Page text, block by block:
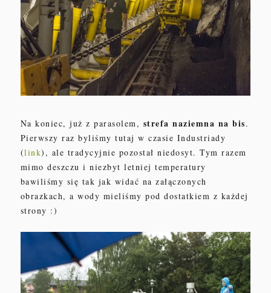
Na koniec, już z parasolem, strefa naziemna na bis.
Pierwszy raz byliśmy tutaj wczasie Industriady
(link), ale tradycyjnie pozostałniedosyt. Tym razem
mimo deszczu iniezbyt letniej temperatury
bawiliśmy się tak jak widać na załączonych
obrazkach, a wody mieliśmy pod dostatkiem z każdej
strony :)